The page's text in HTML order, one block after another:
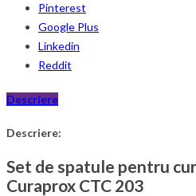
Pinterest
Google Plus
Linkedin
Reddit
Descriere
Descriere:
Set de spatule pentru
Curaprox CTC 203